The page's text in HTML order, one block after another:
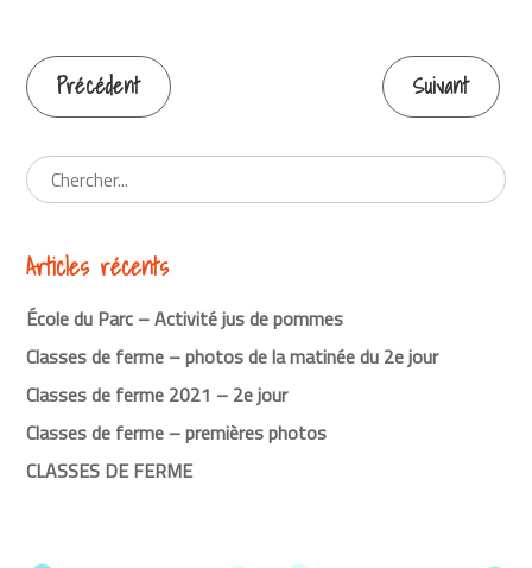
Continuer
la
lecture
Précédent Suivant
Articles récents
École du Parc – Activité jus de pommes
Classes de ferme – photos de la matinée du 2e jour
Classes de ferme 2021 – 2e jour
Classes de ferme – premières photos
CLASSES DE FERME